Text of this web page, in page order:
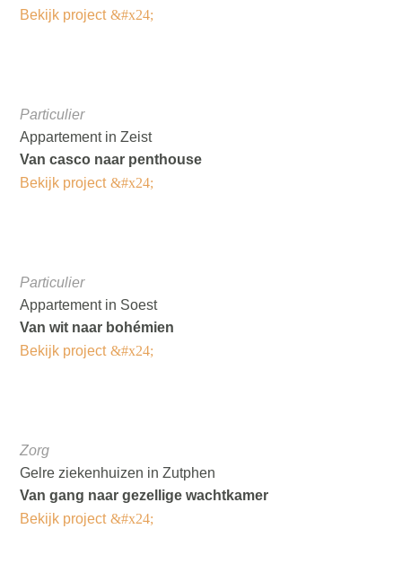
Bekijk project
Particulier
Appartement in Zeist
Van casco naar penthouse
Bekijk project
Particulier
Appartement in Soest
Van wit naar bohémien
Bekijk project
Zorg
Gelre ziekenhuizen in Zutphen
Van gang naar gezellige wachtkamer
Bekijk project